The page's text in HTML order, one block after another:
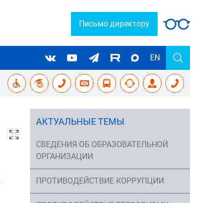
Письмо директору
EN
АКТУАЛЬНЫЕ ТЕМЫ
СВЕДЕНИЯ ОБ ОБРАЗОВАТЕЛЬНОЙ
ОРГАНИЗАЦИИ
ПРОТИВОДЕЙСТВИЕ КОРРУПЦИИ